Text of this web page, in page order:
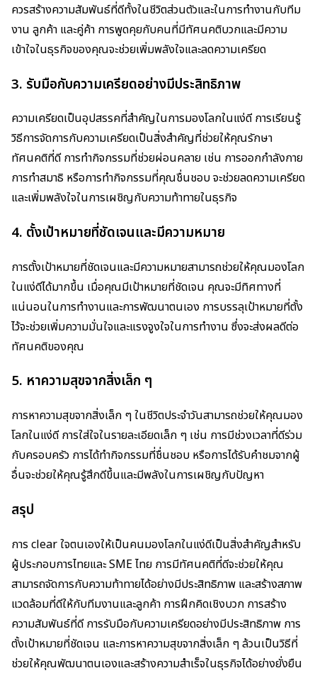
ควรสร้างความสัมพันธ์ที่ดีทั้งในชีวิตส่วนตัวและในการทำงานกับทีม
งาน ลูกค้า และคู่ค้า การพูดคุยกับคนที่มีทัศนคติบวกและมีความ
เข้าใจในธุรกิจของคุณจะช่วยเพิ่มพลังใจและลดความเครียด
3. รับมือกับความเครียดอย่างมีประสิทธิภาพ
ความเครียดเป็นอุปสรรคที่สำคัญในการมองโลกในแง่ดี การเรียนรู้
วิธีการจัดการกับความเครียดเป็นสิ่งสำคัญที่ช่วยให้คุณรักษา
ทัศนคติที่ดี การทำกิจกรรมที่ช่วยผ่อนคลาย เช่น การออกกำลังกาย
การทำสมาธิ หรือการทำกิจกรรมที่คุณชื่นชอบ จะช่วยลดความเครียด
และเพิ่มพลังใจในการเผชิญกับความท้าทายในธุรกิจ
4. ตั้งเป้าหมายที่ชัดเจนและมีความหมาย
การตั้งเป้าหมายที่ชัดเจนและมีความหมายสามารถช่วยให้คุณมองโลก
ในแง่ดีได้มากขึ้น เมื่อคุณมีเป้าหมายที่ชัดเจน คุณจะมีทิศทางที่
แน่นอนในการทำงานและการพัฒนาตนเอง การบรรลุเป้าหมายที่ตั้ง
ไว้จะช่วยเพิ่มความมั่นใจและแรงจูงใจในการทำงาน ซึ่งจะส่งผลดีต่อ
ทัศนคติของคุณ
5. หาความสุขจากสิ่งเล็ก ๆ
การหาความสุขจากสิ่งเล็ก ๆ ในชีวิตประจำวันสามารถช่วยให้คุณมอง
โลกในแง่ดี การใส่ใจในรายละเอียดเล็ก ๆ เช่น การมีช่วงเวลาที่ดีร่วม
กับครอบครัว การได้ทำกิจกรรมที่ชื่นชอบ หรือการได้รับคำชมจากผู้
อื่นจะช่วยให้คุณรู้สึกดีขึ้นและมีพลังในการเผชิญกับปัญหา
สรุป
การ clear ใจตนเองให้เป็นคนมองโลกในแง่ดีเป็นสิ่งสำคัญสำหรับ
ผู้ประกอบการไทยและ SME ไทย การมีทัศนคติที่ดีจะช่วยให้คุณ
สามารถจัดการกับความท้าทายได้อย่างมีประสิทธิภาพ และสร้างสภาพ
แวดล้อมที่ดีให้กับทีมงานและลูกค้า การฝึกคิดเชิงบวก การสร้าง
ความสัมพันธ์ที่ดี การรับมือกับความเครียดอย่างมีประสิทธิภาพ การ
ตั้งเป้าหมายที่ชัดเจน และการหาความสุขจากสิ่งเล็ก ๆ ล้วนเป็นวิธีที่
ช่วยให้คุณพัฒนาตนเองและสร้างความสำเร็จในธุรกิจได้อย่างยั่งยืน